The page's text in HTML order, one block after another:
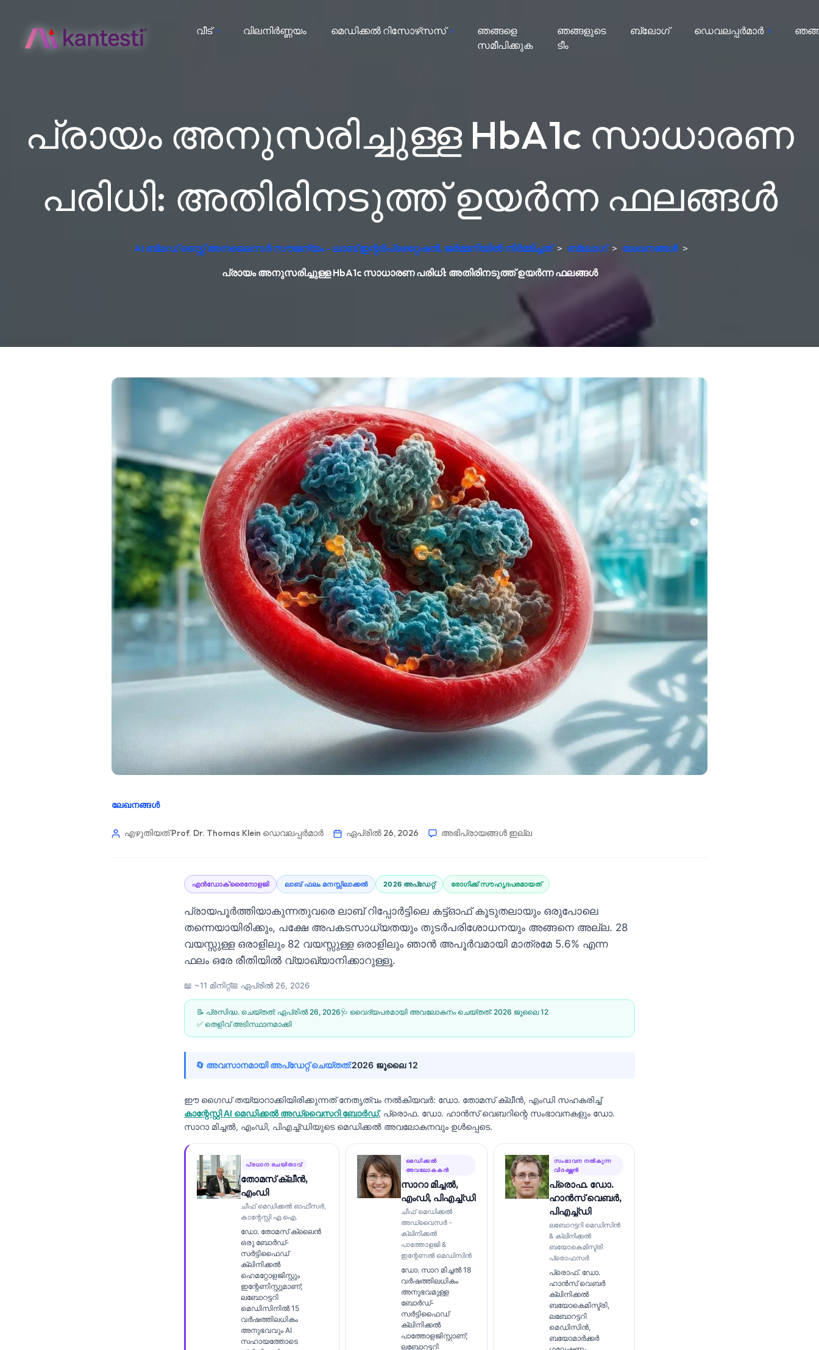
വീട് വിലനിർണ്ണയം മെഡിക്കൽ റിസോഴ്‌സസ്
ഞങ്ങളെ
സമീപിക്കുക
ഞങ്ങളുടെ
ടീം
ബ്ലോഗ് ഡെവലപ്പർമാർ
പ്രായം അനുസരിച്ചുള്ള HbA1c സാധാരണ
പരിധി: അതിരിനടുത്ത് ഉയർന്ന ഫലങ്ങൾ
AI ബ്ലഡ് ടെസ്റ്റ് അനലൈസർ സൗജന്യം - ലാബ് ഇന്റർപ്രെറ്റേഷൻ, ജർമ്മനിയിൽ നിർമ്മിച്ചത് > ബ്ലോഗ് > ലേഖനങ്ങൾ >
പ്രായം അനുസരിച്ചുള്ള HbA1c സാധാരണ പരിധി: അതിരിനടുത്ത് ഉയർന്ന ഫലങ്ങൾ
ലേഖനങ്ങൾ
എഴുതിയത് Prof. Dr. Thomas Klein ഡെവലപ്പർമാർ ഏപ്രിൽ 26, 2026 അഭിപ്രായങ്ങൾ ഇല്ല
എൻഡോക്രൈനോളജി ലാബ് ഫലം മനസ്സിലാക്കൽ 2026 അപ്‌ഡേറ്റ് രോഗിക്ക് സൗഹൃദപരമായത്
പ്രായപൂർത്തിയാകുന്നതുവരെ ലാബ് റിപ്പോർട്ടിലെ കട്ട്‌ഓഫ് കൂടുതലായും ഒരുപോലെ
തന്നെയായിരിക്കും, പക്ഷേ അപകടസാധ്യതയും തുടർപരിശോധനയും അങ്ങനെ അല്ല. 28
വയസ്സുള്ള ഒരാളിലും 82 വയസ്സുള്ള ഒരാളിലും ഞാൻ അപൂർവമായി മാത്രമേ 5.6% എന്ന
ഫലം ഒരേ രീതിയിൽ വ്യാഖ്യാനിക്കാറുള്ളൂ.
📖 ~11 മിനിറ്റ്📅 ഏപ്രിൽ 26, 2026
📝 പ്രസിദ്ധ. ചെയ്തത്: ഏപ്രിൽ 26, 2026🩺 വൈദ്യപരമായി അവലോകനം ചെയ്തത്: 2026 ജൂലൈ 12
✅ തെളിവ് അടിസ്ഥാനമാക്കി
🔄 അവസാനമായി അപ്ഡേറ്റ് ചെയ്തത്:2026 ജൂലൈ 12
ഈ ഗൈഡ് തയ്യാറാക്കിയിരിക്കുന്നത് നേതൃത്വം നൽകിയവർ: ഡോ. തോമസ് ക്ലീൻ, എംഡി സഹകരിച്ച്
കാന്റേസ്റ്റി AI മെഡിക്കൽ അഡ്വൈസറി ബോർഡ്, പ്രൊഫ. ഡോ. ഹാൻസ് വെബറിന്റെ സംഭാവനകളും ഡോ.
സാറാ മിച്ചൽ, എംഡി, പിഎച്ച്ഡിയുടെ മെഡിക്കൽ അവലോകനവും ഉൾപ്പെടെ.
പ്രധാന രചയിതാവ്
തോമസ് ക്ലീൻ,
എംഡി
ചീഫ് മെഡിക്കൽ ഓഫീസർ,
കാന്റേസ്റ്റി എ.ഐ.
ഡോ. തോമസ് ക്ലൈൻ
ഒരു ബോർഡ്-
സർട്ടിഫൈഡ്
ക്ലിനിക്കൽ
ഹെമറ്റോളജിസ്റ്റും
ഇന്റേണിസ്റ്റുമാണ്;
ലബോറട്ടറി
മെഡിസിനിൽ 15
വർഷത്തിലധികം
അനുഭവവും AI
സഹായത്തോടെ
മെഡിക്കൽ
അവലോകകൻ
സാറാ മിച്ചൽ,
എംഡി, പിഎച്ച്ഡി
ചീഫ് മെഡിക്കൽ
അഡ്വൈസർ -
ക്ലിനിക്കൽ
പാത്തോളജി &
ഇന്റേണൽ മെഡിസിൻ
ഡോ. സാറ മിച്ചൽ 18
വർഷത്തിലധികം
അനുഭവമുള്ള
ബോർഡ്-
സർട്ടിഫൈഡ്
ക്ലിനിക്കൽ
പാത്തോളജിസ്റ്റാണ്;
ലബോറട്ടറി
സംഭാവന നൽകുന്ന
വിദഗ്ദ്ധൻ
പ്രൊഫ. ഡോ.
ഹാൻസ് വെബർ,
പിഎച്ച്ഡി
ലബോറട്ടറി മെഡിസിൻ
& ക്ലിനിക്കൽ
ബയോകെമിസ്ട്രി
പ്രൊഫസർ
പ്രൊഫ്. ഡോ.
ഹാൻസ് വെബർ
ക്ലിനിക്കൽ
ബയോകെമിസ്ട്രി,
ലബോറട്ടറി
മെഡിസിൻ,
ബയോമാർക്കർ